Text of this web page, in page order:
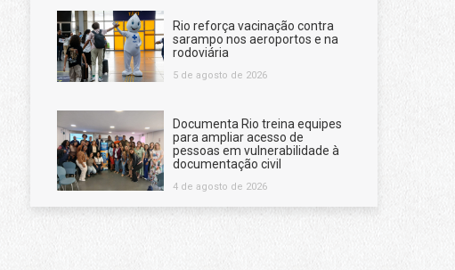
Rio reforça vacinação contra
sarampo nos aeroportos e na
rodoviária
5 de agosto de 2026
Documenta Rio treina equipes
para ampliar acesso de
pessoas em vulnerabilidade à
documentação civil
4 de agosto de 2026